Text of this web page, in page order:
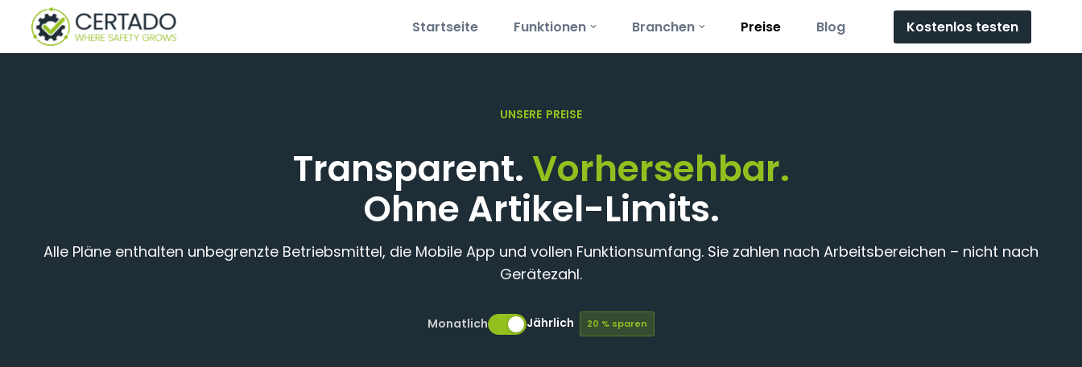
Zum
Startseite Funktionen Branchen Preise Blog Kostenlos testen
UNSERE PREISE
Transparent.Vorhersehbar.
Ohne Artikel-Limits.
Alle Pläne enthalten unbegrenzte Betriebsmittel, die Mobile App und vollen Funktionsumfang. Sie zahlen nach Arbeitsbereichen – nicht nach
Gerätezahl.
Monatlich Jährlich 20 % sparen